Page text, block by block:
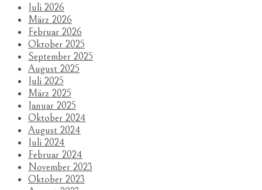
Juli 2026
März 2026
Februar 2026
Oktober 2025
September 2025
August 2025
Juli 2025
März 2025
Januar 2025
Oktober 2024
August 2024
Juli 2024
Februar 2024
November 2023
Oktober 2023